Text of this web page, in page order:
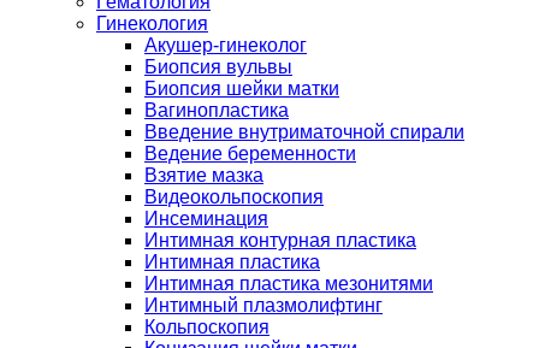
Гинекология
Акушер-гинеколог
Биопсия вульвы
Биопсия шейки матки
Вагинопластика
Введение внутриматочной спирали
Ведение беременности
Взятие мазка
Видеокольпоскопия
Инсеминация
Интимная контурная пластика
Интимная пластика
Интимная пластика мезонитями
Интимный плазмолифтинг
Кольпоскопия